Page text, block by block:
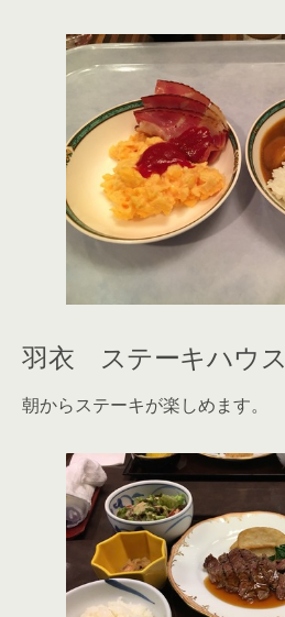
羽衣 ステーキハウス
朝からステーキが楽しめます。